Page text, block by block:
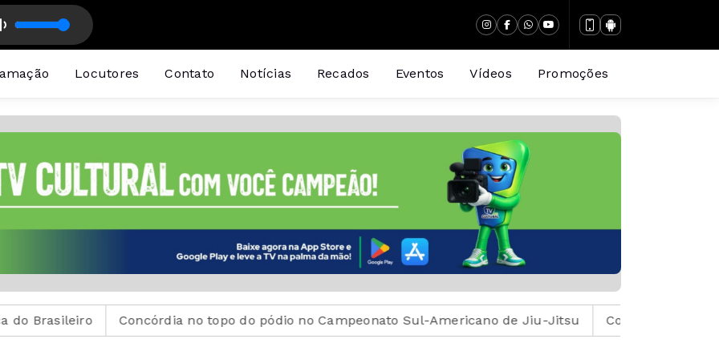
Padrão
Locutores Contato Notícias Recados Eventos Vídeos Promoções
Concórdia no topo do pódio no Campeonato Sul-Americano de Jiu-Jitsu Copa Catarinense na tela